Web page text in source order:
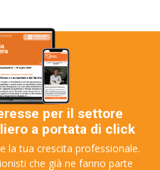
per il settore
a portata di click
la tua crescita professionale.
che già ne fanno parte